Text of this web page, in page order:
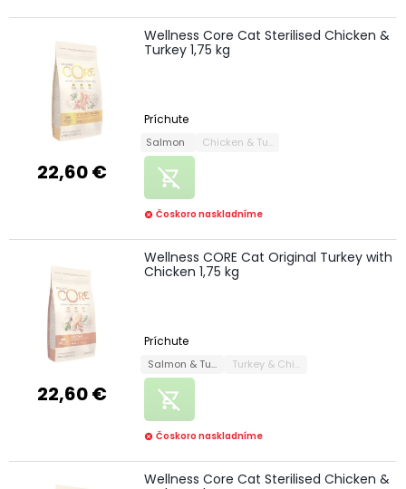
22,60 €
Wellness Core Cat Sterilised Chicken &
Turkey 1,75 kg
Príchute
Salmon Chicken & Turkey
remove_shopping_cart
cancel Čoskoro naskladníme
22,60 €
Wellness CORE Cat Original Turkey with
Chicken 1,75 kg
Príchute
Salmon & Tuna Turkey & Chicken
remove_shopping_cart
cancel Čoskoro naskladníme
Wellness Core Cat Sterilised Chicken &